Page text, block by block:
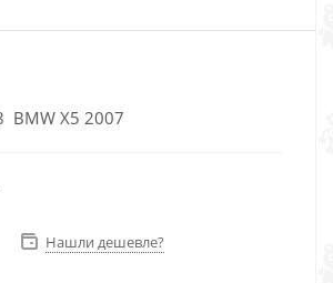
BMW X5 2007
Нашли дешевле?